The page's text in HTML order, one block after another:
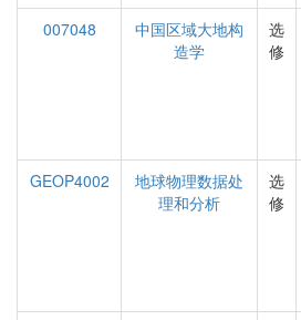
007048
中国区域大地构
造学
选
修
GEOP4002
地球物理数据处
理和分析
选
修